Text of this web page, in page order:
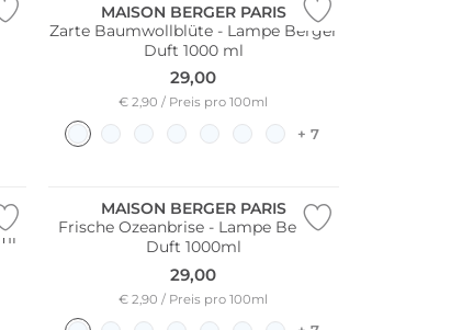
MAISON BERGER PARIS
Zarte Baumwollblüte - Lampe Berger
Duft 1000 ml
29,00
€ 2,90 / Preis pro 100ml
+ 7
MAISON BERGER PARIS
Frische Ozeanbrise - Lampe Berger
Duft 1000ml
29,00
€ 2,90 / Preis pro 100ml